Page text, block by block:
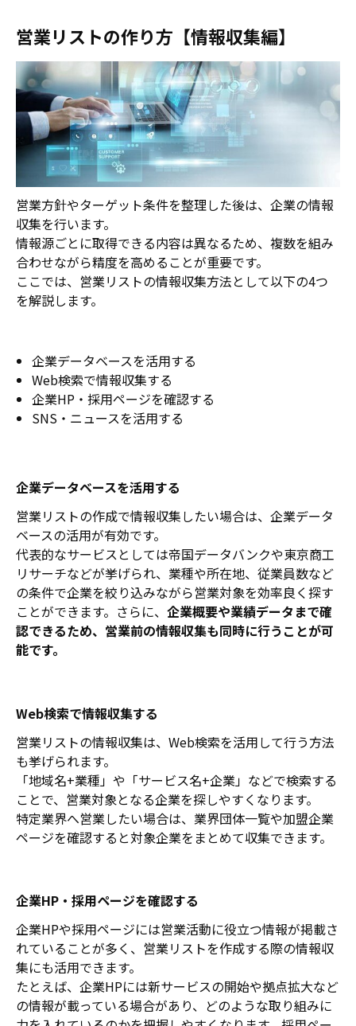
営業リストの作り方【情報収集編】
営業方針やターゲット条件を整理した後は、企業の情報
収集を行います。
情報源ごとに取得できる内容は異なるため、複数を組み
合わせながら精度を高めることが重要です。
ここでは、営業リストの情報収集方法として以下の4つ
を解説します。
企業データベースを活用する
Web検索で情報収集する
企業HP・採用ページを確認する
SNS・ニュースを活用する
企業データベースを活用する
営業リストの作成で情報収集したい場合は、企業データ
ベースの活用が有効です。
代表的なサービスとしては帝国データバンクや東京商工
リサーチなどが挙げられ、業種や所在地、従業員数など
の条件で企業を絞り込みながら営業対象を効率良く探す
ことができます。さらに、 企業概要や業績データまで確
認できるため、営業前の情報収集も同時に行うことが可
能です。
Web検索で情報収集する
営業リストの情報収集は、Web検索を活用して行う方法
も挙げられます。
「地域名+業種」や「サービス名+企業」などで検索する
ことで、営業対象となる企業を探しやすくなります。
特定業界へ営業したい場合は、業界団体一覧や加盟企業
ページを確認すると対象企業をまとめて収集できます。
企業HP・採用ページを確認する
企業HPや採用ページには営業活動に役立つ情報が掲載さ
れていることが多く、営業リストを作成する際の情報収
集にも活用できます。
たとえば、企業HPには新サービスの開始や拠点拡大など
の情報が載っている場合があり、どのような取り組みに